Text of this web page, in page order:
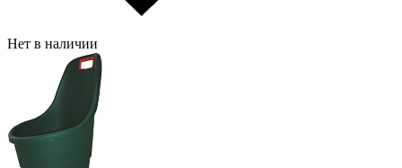
Нет в наличии